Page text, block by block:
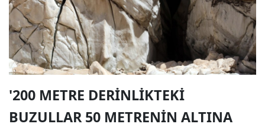
'200 METRE DERİNLİKTEKİ
BUZULLAR 50 METRENİN ALTINA